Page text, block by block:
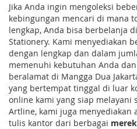
Jika Anda ingin mengoleksi
kebingungan mencari di mana
lengkap, Anda bisa berbelanja
Stationery. Kami menyediakan
dengan lengkap dan dalam
memenuhi kebutuhan Anda
beralamat di Mangga Dua
yang bertempat tinggal di luar
online kami yang siap melayani
Artline, kami juga menyediakan
tulis kantor dari berbagai